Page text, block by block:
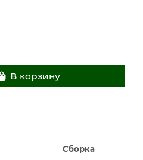
В корзину
Сборка